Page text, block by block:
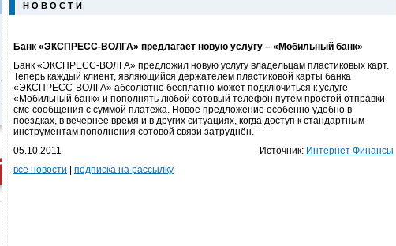
Н О В О С Т И
Банк «ЭКСПРЕСС-ВОЛГА» предлагает новую услугу – «Мобильный банк»
Банк «ЭКСПРЕСС-ВОЛГА» предложил новую услугу владельцам пластиковых карт.
Теперь каждый клиент, являющийся держателем пластиковой карты банка
«ЭКСПРЕСС-ВОЛГА» абсолютно бесплатно может подключиться к услуге
«Мобильный банк» и пополнять любой сотовый телефон путём простой отправки
смс-сообщения с суммой платежа. Новое предложение особенно удобно в
поездках, в вечернее время и в других ситуациях, когда доступ к стандартным
инструментам пополнения сотовой связи затруднён.
05.10.2011
Источник: Интернет Финансы
все новости
подписка на рассылку